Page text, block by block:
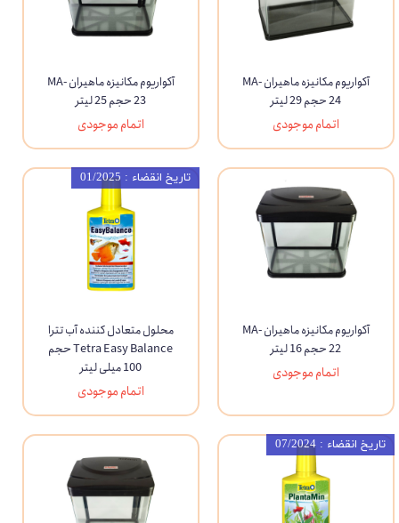
آکواریوم مکانیزه ماهیران MA-
24 حجم 29 لیتر
اتمام موجودی
آکواریوم مکانیزه ماهیران MA-
23 حجم 25 لیتر
اتمام موجودی
آکواریوم مکانیزه ماهیران MA-
22 حجم 16 لیتر
اتمام موجودی
محلول متعادل کننده آب تترا
Tetra Easy Balance حجم
100 میلی لیتر
اتمام موجودی
تاریخ انقضاء : 01/2025
تاریخ انقضاء : 07/2024